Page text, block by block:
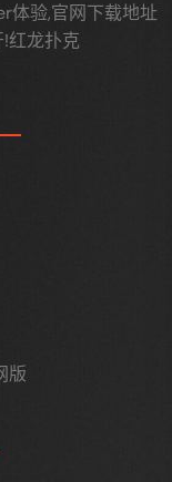
体验,官网下载地址
红龙扑克
版